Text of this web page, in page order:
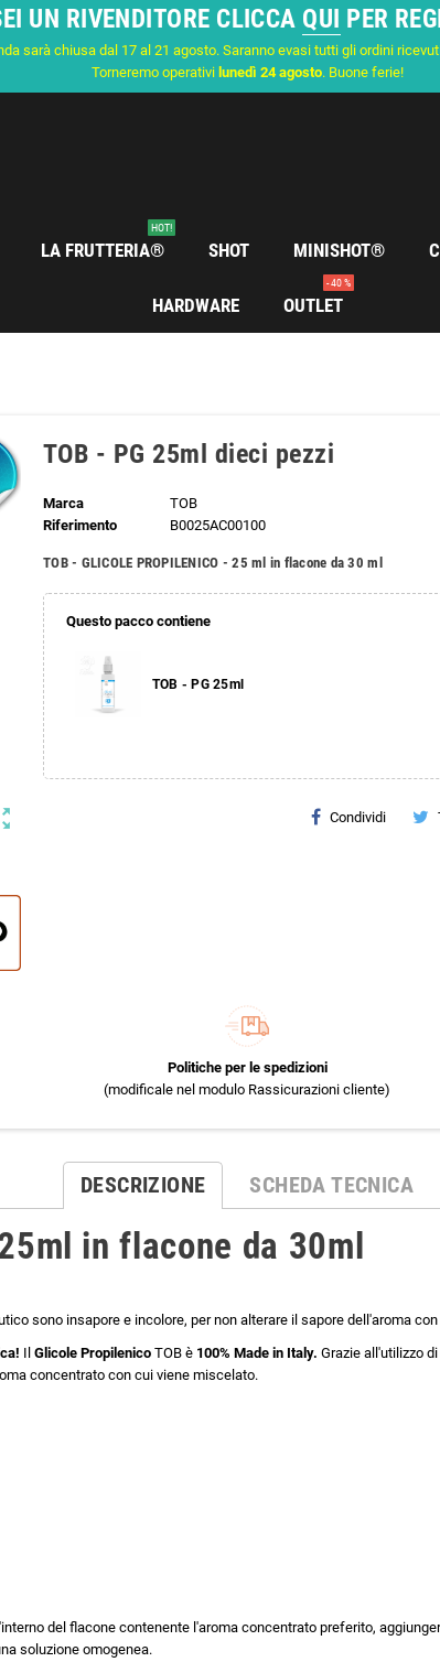
UN RIVENDITORE CLICCA QUI PER
sarà chiusa dal 17 al 21 agosto. Saranno evasi tutti gli ordini
Torneremo operativi lunedì 24 agosto. Buone ferie!
LA FRUTTERIA®
HOT!
SHOT MINISHOT®
HARDWARE OUTLET
- 40 %
TOB - PG 25ml dieci pezzi
Marca
TOB
Riferimento
B0025AC00100
TOB - GLICOLE PROPILENICO - 25 ml in flacone da 30 ml
Questo pacco contiene
TOB - PG 25ml
Condividi
Politiche per le spedizioni
(modificale nel modulo Rassicurazioni cliente)
DESCRIZIONE SCHEDA TECNICA
in flacone da 30ml
sono insapore e incolore, per non alterare il sapore dell'aroma
Il Glicole Propilenico TOB è 100% Made in Italy. Grazie all'utilizzo
concentrato con cui viene miscelato.
del flacone contenente l'aroma concentrato preferito,
soluzione omogenea.